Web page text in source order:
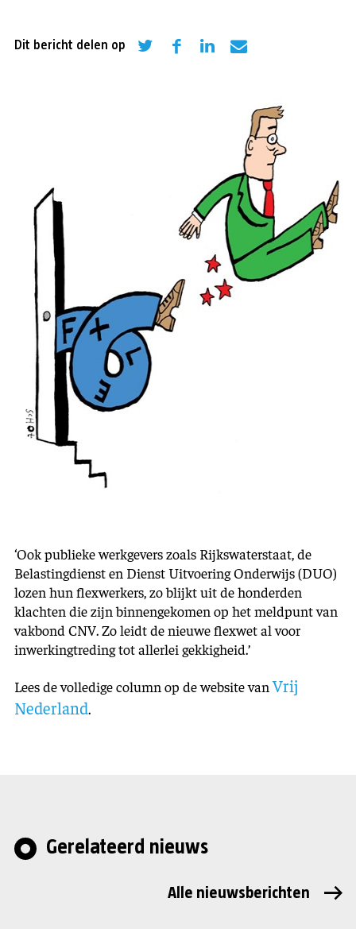
Dit bericht delen op
‘Ook publieke werkgevers zoals Rijkswaterstaat, de
Belastingdienst en Dienst Uitvoering Onderwijs (DUO)
lozen hun flexwerkers, zo blijkt uit de honderden
klachten die zijn binnengekomen op het meldpunt van
vakbond CNV. Zo leidt de nieuwe flexwet al voor
inwerkingtreding tot allerlei gekkigheid.’
Lees de volledige column op de website vanVrij
Nederland.
Gerelateerd nieuws
Alle nieuwsberichten